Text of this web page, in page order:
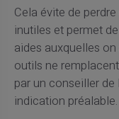
Cela évite de
inutiles et permet
aides auxquelles
outils ne
par un conseiller
indication préalable.